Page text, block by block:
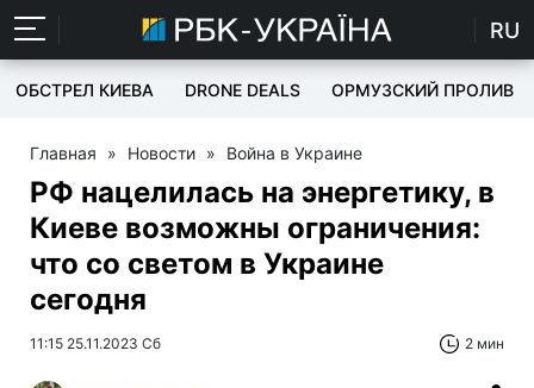
RU
ОБСТРЕЛ КИЕВА DRONE DEALS ОРМУЗСКИЙ ПРОЛИВ
Главная » Новости » Война в Украине
РФ нацелилась на энергетику, в
Киеве возможны ограничения:
что со светом в Украине
сегодня
11:15 25.11.2023 Сб 2 мин